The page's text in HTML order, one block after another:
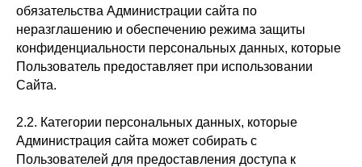
обязательства Администрации сайта по
неразглашению и обеспечению режима защиты
конфиденциальности персональных данных, которые
Пользователь предоставляет при использовании
Сайта.
2.2. Категории персональных данных, которые
Администрация сайта может собирать с
Пользователей для предоставления доступа к